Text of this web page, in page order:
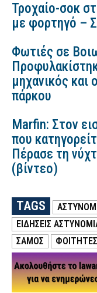
Τροχαίο-σοκ
με φορτηγό –
Φωτιές σε
μηχανικός και
πάρκου
Marfin: Στον
που
Πέρασε τη
(βίντεο)
TAGS
ΕΙΔΗΣΕΙΣ
ΣΑΜΟΣ
ΦΟΙΤΗΤΈΣ